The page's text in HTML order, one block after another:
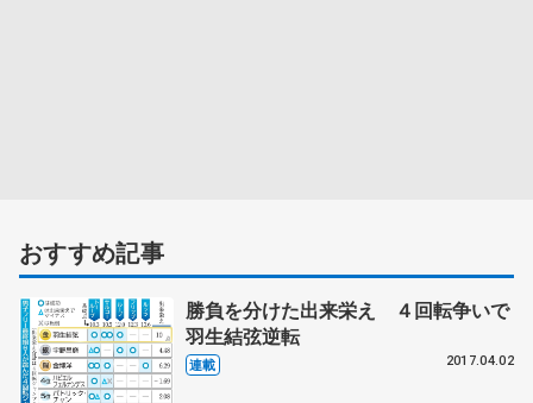
おすすめ記事
勝負を分けた出来栄え ４回転争いで
羽生結弦逆転
連載 2017.04.02